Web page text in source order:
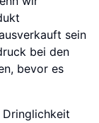
sein
bei den
bevor es